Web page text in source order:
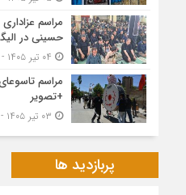
مراسم
حسینی در
مراسم
+تصویر
پربازدید ها